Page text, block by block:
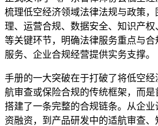
梳理低空经济领域法律法规与政策
理、运营合规、数据安全、知识产
等关键环节，明确法律服务重点与
服务、企业合规经营提供实务支撑。
手册的一大突破在于打破了将低空
航审查或保险合规的传统框架，而是
搭建了一条完整的合规链条。从企
资融资，到产品研发中的适航审查